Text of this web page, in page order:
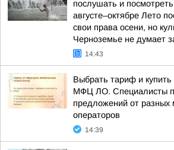
послушать и
августе–октябре Лето
свои права осени, но
Черноземье не думает
14:43
Выбрать тариф и
МФЦ ЛО. Специалисты
предложений от разных
операторов
14:39